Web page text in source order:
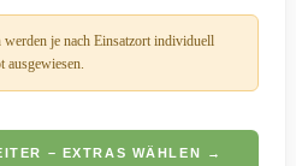
je nach Einsatzort individuell
– EXTRAS WÄHLEN →